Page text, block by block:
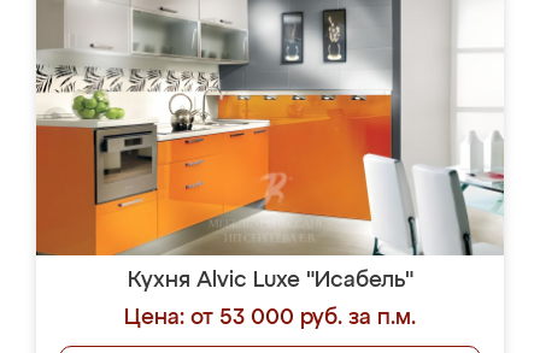
Кухня Alvic Luxe "Исабель"
Цена: от 53 000 руб. за п.м.